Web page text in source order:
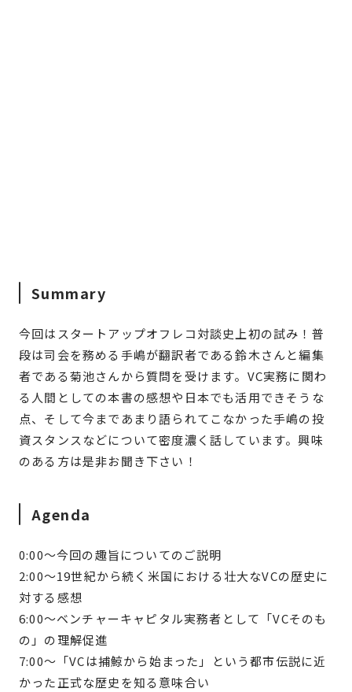
Summary
今回はスタートアップオフレコ対談史上初の試み！普
段は司会を務める手嶋が翻訳者である鈴木さんと編集
者である菊池さんから質問を受けます。VC実務に関わ
る人間としての本書の感想や日本でも活用できそうな
点、そして今まであまり語られてこなかった手嶋の投
資スタンスなどについて密度濃く話しています。興味
のある方は是非お聞き下さい！
Agenda
0:00〜今回の趣旨についてのご説明
2:00〜19世紀から続く米国における壮大なVCの歴史に
対する感想
6:00〜ベンチャーキャピタル実務者として「VCそのも
の」の理解促進
7:00〜「VCは捕鯨から始まった」という都市伝説に近
かった正式な歴史を知る意味合い